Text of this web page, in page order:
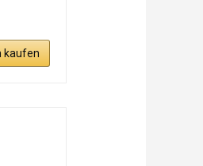
kaufen